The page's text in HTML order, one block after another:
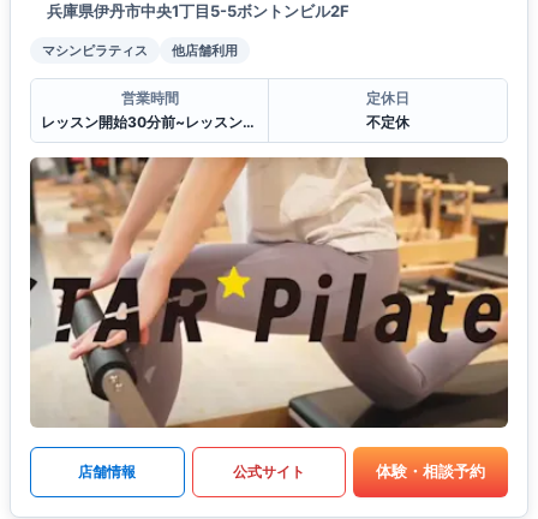
兵庫県伊丹市中央1丁目5-5ボントンビル2F
マシンピラティス 他店舗利用
営業時間
レッスン開始30分前~レッスン終了30分後
定休日
不定休
店舗情報 公式サイト 体験・相談予約